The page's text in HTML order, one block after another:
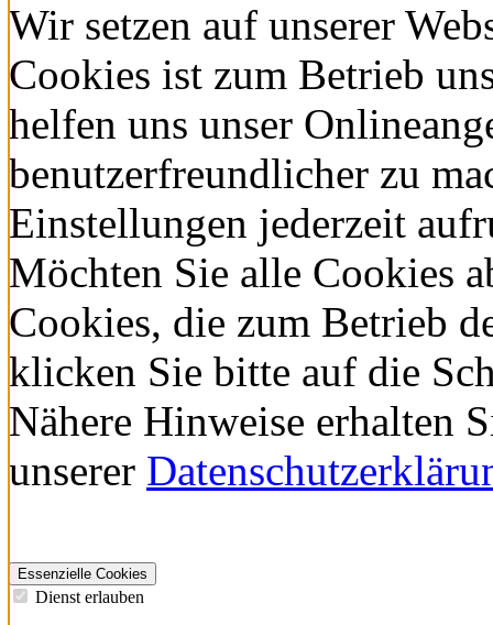
Wir setzen auf unserer
Cookies ist zum Betrieb
helfen uns unser
benutzerfreundlicher zu
Einstellungen jederzeit
Möchten Sie alle Cookies
Cookies, die zum Betrieb
klicken Sie bitte auf die
Nähere Hinweise erhalten
unserer
Essenzielle Cookies
Dienst erlauben